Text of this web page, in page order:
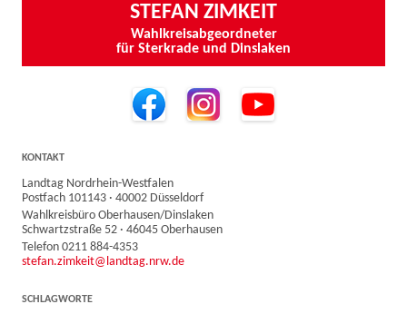
STEFAN ZIMKEIT
Wahlkreisabgeordneter
für Sterkrade und Dinslaken
KONTAKT
Landtag Nordrhein-Westfalen
Postfach 101143 · 40002 Düsseldorf
Wahlkreisbüro Oberhausen/Dinslaken
Schwartzstraße 52 · 46045 Oberhausen
Telefon 0211 884-4353
stefan.zimkeit@landtag.nrw.de
SCHLAGWORTE